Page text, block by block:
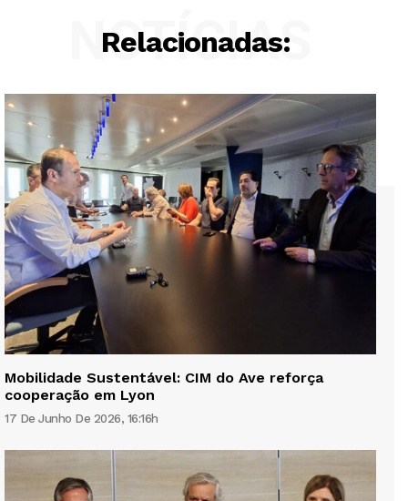
Relacionadas:
NOTÍCIAS
Mobilidade Sustentável: CIM do Ave reforça
cooperação em Lyon
17 De Junho De 2026, 16:16h